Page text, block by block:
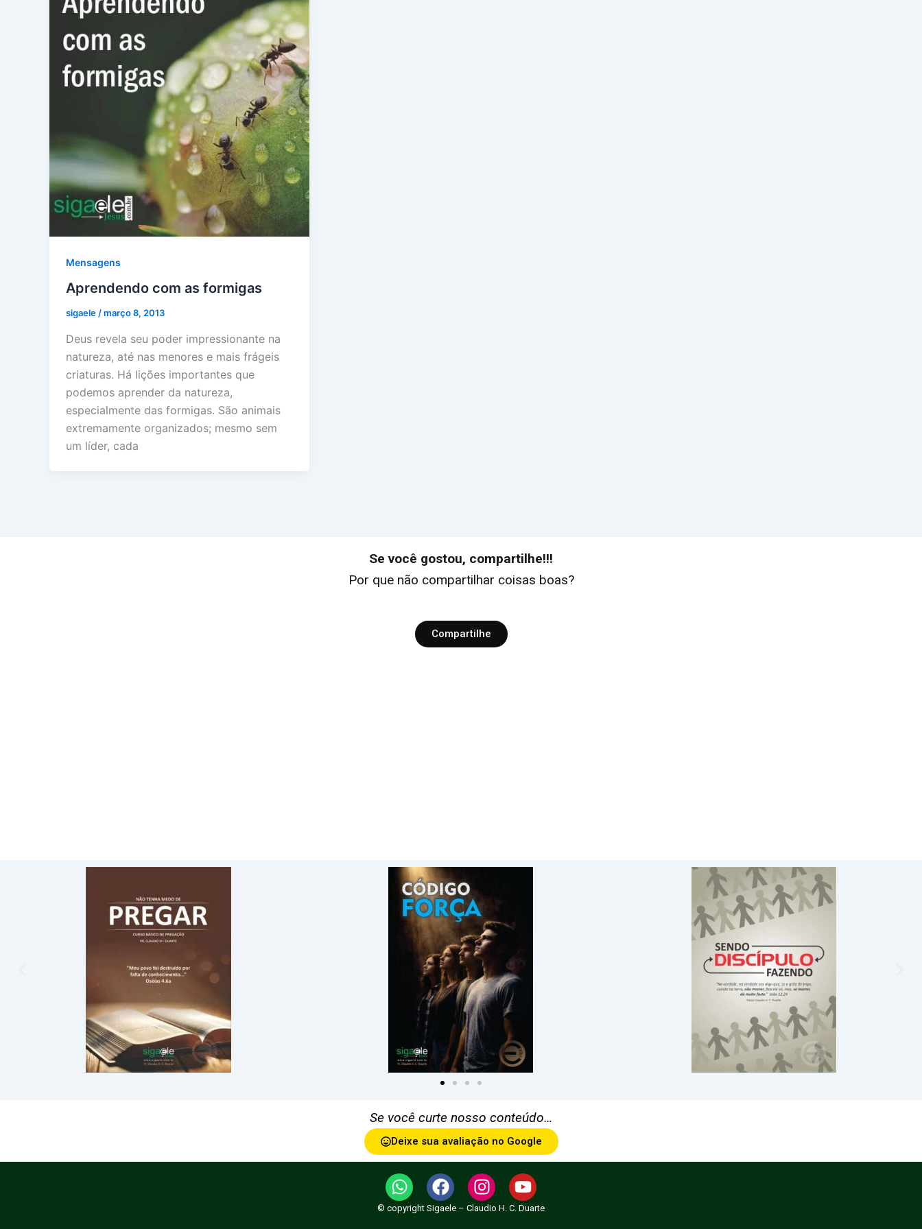
Mensagens
Aprendendo com as formigas
sigaele/março 8, 2013
Deus revela seu poder impressionante na
natureza, até nas menores e mais frágeis
criaturas. Há lições importantes que
podemos aprender da natureza,
especialmente das formigas. São animais
extremamente organizados; mesmo sem
um líder, cada
Se você gostou, compartilhe!!!
Por que não compartilhar coisas boas?
Compartilhe
Se você curte nosso conteúdo…
Deixe sua avaliação no Google
W
h
a
F
a
c
I
n
s
Y
o
u
© copyright Sigaele – Claudio H. C. Duarte